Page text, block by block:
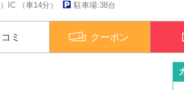
IC （車14分） 駐車場:38台
ミ クーポン